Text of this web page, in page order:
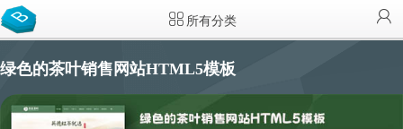
所有分类
绿色的茶叶销售网站HTML5模板